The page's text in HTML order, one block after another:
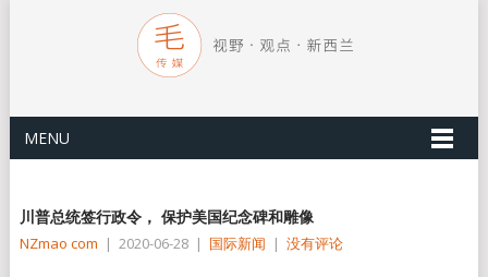
MENU
川普总统签行政令， 保护美国纪念碑和雕像
NZmao com | 2020-06-28 | 国际新闻 | 没有评论